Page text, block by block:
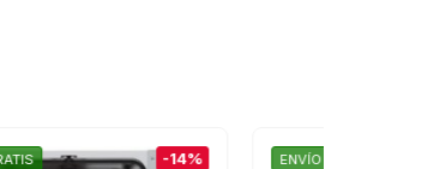
ENVÍO GRATIS